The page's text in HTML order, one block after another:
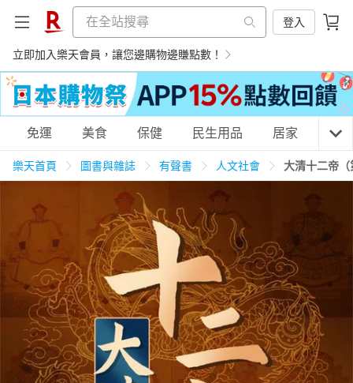
登入
立即加入樂天會員，讓您邊購物邊賺點數！
購物網分類
天天免運 美食蛋糕 養生保健 民生用品
居家生活 3C家電 運動休閒 親子玩具
女裝 男裝 化妝保養 情趣用品
免運 美食 保健 民生用品 居家 3C
樂天首頁 圖書與雜誌 有聲書 人文社會 大清十二帝